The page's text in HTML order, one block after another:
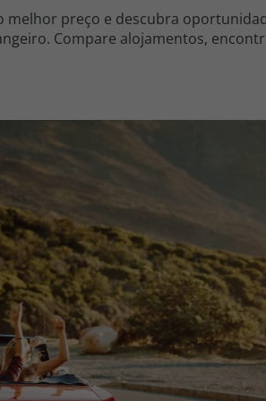
melhor preço e descubra
Compare alojamentos,